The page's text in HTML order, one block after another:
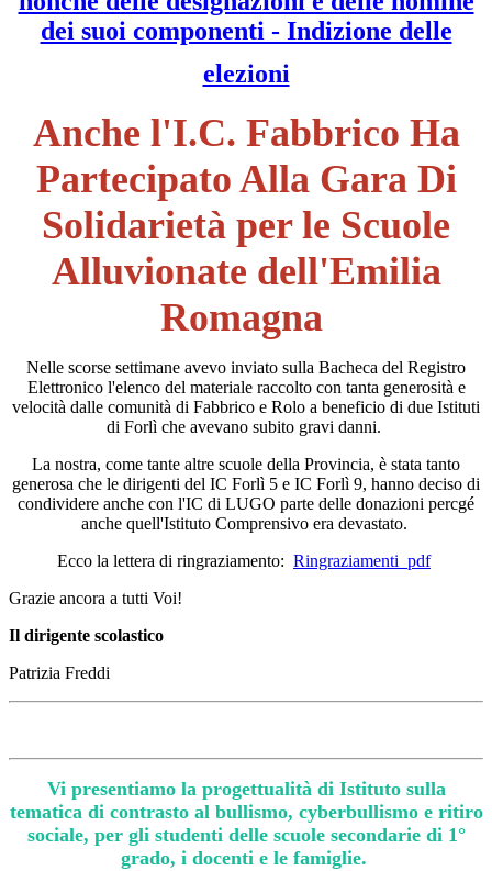
dei suoi componenti - Indizione delle
elezioni
Anche l'I.C. Fabbrico Ha
Partecipato Alla Gara Di
Solidarietà per le Scuole
Alluvionate dell'Emilia
Romagna
Nelle scorse settimane avevo inviato sulla Bacheca del Registro
Elettronico l'elenco del materiale raccolto con tanta generosità e
velocità dalle comunità di Fabbrico e Rolo a beneficio di due Istituti
di Forlì che avevano subito gravi danni.
La nostra, come tante altre scuole della Provincia, è stata tanto
generosa che le dirigenti del IC Forlì 5 e IC Forlì 9, hanno deciso di
condividere anche con l'IC di LUGO parte delle donazioni percgé
anche quell'Istituto Comprensivo era devastato.
Ecco la lettera di ringraziamento: Ringraziamenti_pdf
Grazie ancora a tutti Voi!
Il dirigente scolastico
Patrizia Freddi
Vi presentiamo la progettualità di Istituto sulla
tematica di contrasto al bullismo, cyberbullismo e ritiro
sociale, per gli studenti delle scuole secondarie di 1°
grado, i docenti e le famiglie.